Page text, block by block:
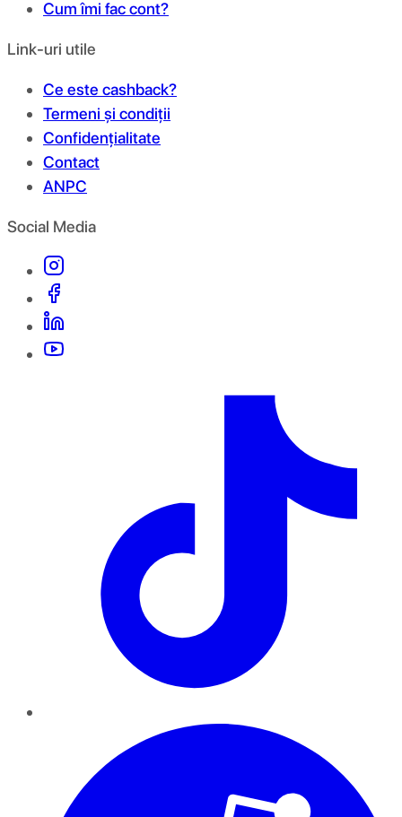
Cum îmi fac cont?
Link-uri utile
Ce este cashback?
Termeni și condiții
Confidențialitate
Contact
ANPC
Social Media